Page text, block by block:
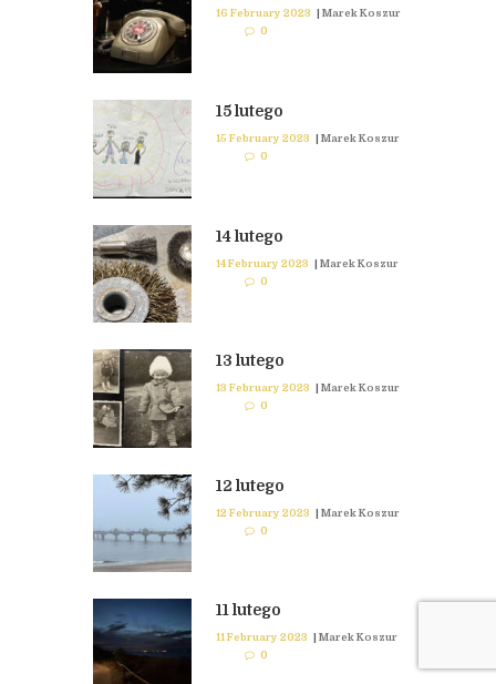
16 February 2023 | Marek Koszur
0
15 lutego
15 February 2023 | Marek Koszur
0
14 lutego
14 February 2023 | Marek Koszur
0
13 lutego
13 February 2023 | Marek Koszur
0
12 lutego
12 February 2023 | Marek Koszur
0
11 lutego
11 February 2023 | Marek Koszur
0